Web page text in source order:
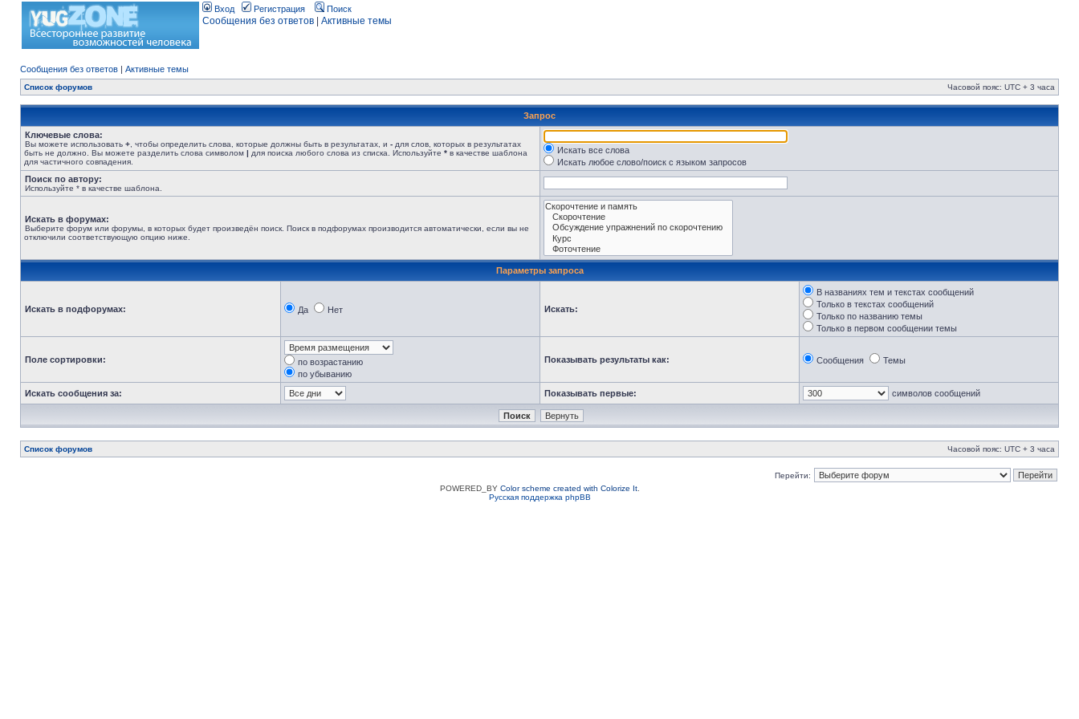
Вход Регистрация Поиск
Сообщения без ответов Активные темы
Сообщения без ответов | Активные темы
Список форумов Часовой пояс: UTC + 3 часа
Запрос
Ключевые слова:
Вы можете использовать + , чтобы определить слова, которые должны быть в результатах, и - для слов, которых в результатах
быть не должно. Вы можете разделить слова символом | для поиска любого слова из списка. Используйте * в качестве шаблона
для частичного совпадения.
Искать все слова
Искать любое слово/поиск с языком запросов
Поиск по автору:
Используйте * в качестве шаблона.
Искать в форумах:
Выберите форум или форумы, в которых будет произведён поиск. Поиск в подфорумах производится автоматически, если вы не
отключили соответствующую опцию ниже.
Параметры запроса
Искать в подфорумах: Да Нет Искать:
В названиях тем и текстах сообщений
Только в текстах сообщений
Только по названию темы
Только в первом сообщении темы
Поле сортировки:
по возрастанию
по убыванию
Показывать результаты как: Сообщения Темы
Искать сообщения за: Показывать первые: символов сообщений
Список форумов Часовой пояс: UTC + 3 часа
Перейти:
POWERED_BY Color scheme created with Colorize It.
Русская поддержка phpBB